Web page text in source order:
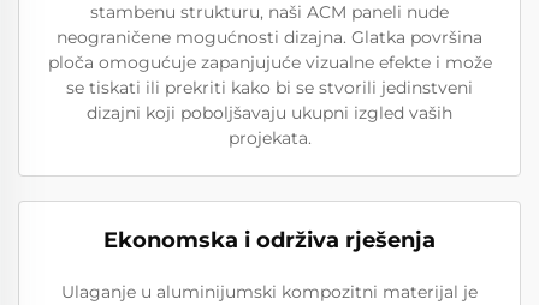
stambenu strukturu, naši ACM paneli nude
neograničene mogućnosti dizajna. Glatka površina
ploča omogućuje zapanjujuće vizualne efekte i može
se tiskati ili prekriti kako bi se stvorili jedinstveni
dizajni koji poboljšavaju ukupni izgled vaših
projekata.
Ekonomska i održiva rješenja
Ulaganje u aluminijumski kompozitni materijal je